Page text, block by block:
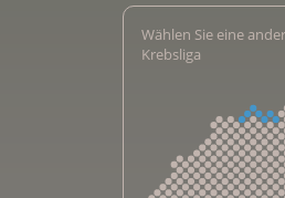
Wählen Sie eine
Krebsliga